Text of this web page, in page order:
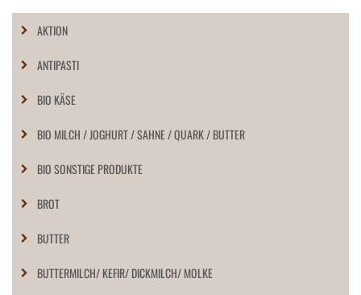
AKTION
ANTIPASTI
BIO KÄSE
BIO MILCH / JOGHURT / SAHNE / QUARK / BUTTER
BIO SONSTIGE PRODUKTE
BROT
BUTTER
BUTTERMILCH/ KEFIR/ DICKMILCH/ MOLKE